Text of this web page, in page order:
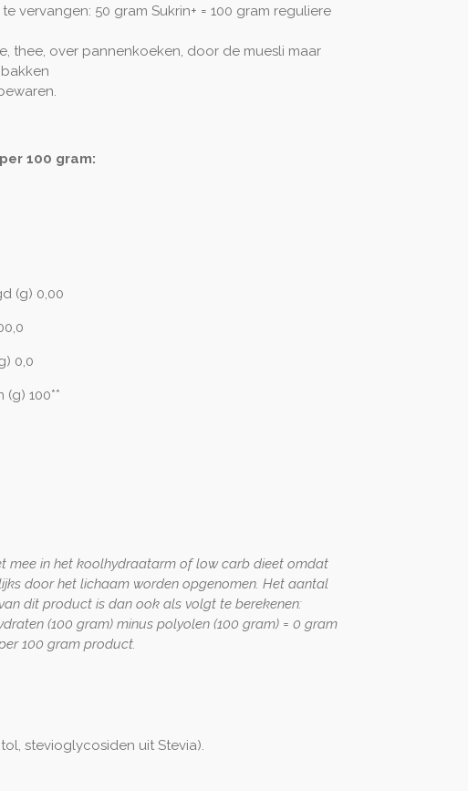
vervangen: 50 gram Sukrin+ = 100 gram reguliere
thee, over pannenkoeken, door de muesli maar
100 gram:
(g) 0,00
0,0
100**
mee in het koolhydraatarm of low carb dieet omdat
door het lichaam worden opgenomen. Het aantal
dit product is dan ook als volgt te berekenen:
(100 gram) minus polyolen (100 gram) = 0 gram
100 gram product.
stevioglycosiden uit Stevia).